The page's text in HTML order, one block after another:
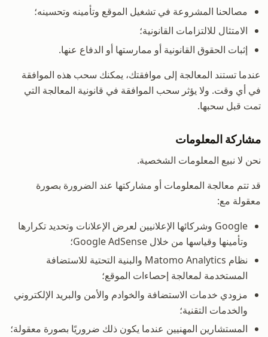
مصالحنا المشروعة في تشغيل الموقع وتأمينه وتحسينه؛
الامتثال للالتزامات القانونية؛
إثبات الحقوق القانونية أو ممارستها أو الدفاع عنها.
عندما تستند المعالجة إلى موافقتك، يمكنك سحب هذه الموافقة
في أي وقت. ولا يؤثر سحب الموافقة في قانونية المعالجة التي
تمت قبل سحبها.
مشاركة المعلومات
نحن لا نبيع المعلومات الشخصية.
قد تتم معالجة المعلومات أو مشاركتها عند الضرورة بصورة
معقولة مع:
Google وشركائها الإعلانيين لعرض الإعلانات وتحديد تكرارها
وتأمينها وقياسها من خلال Google AdSense؛
نظام Matomo Analytics والبنية التحتية للاستضافة
المستخدمة لمعالجة إحصاءات الموقع؛
مزودي خدمات الاستضافة والخوادم والأمن والبريد الإلكتروني
والخدمات التقنية؛
المستشارين المهنيين عندما يكون ذلك ضروريًا بصورة معقولة؛